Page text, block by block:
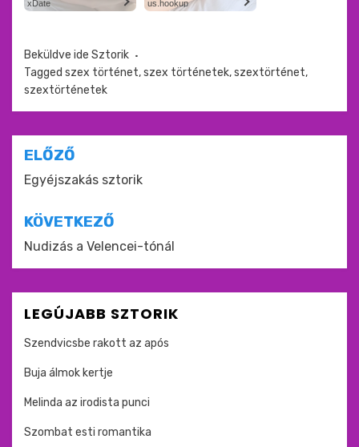
xDate us.hookup
Beküldve ide Sztorik
Tagged szex történet,szex történetek,szextörténet,
szextörténetek
Bejegyzés
navigáció
ELŐZŐ
Egyéjszakás sztorik
KÖVETKEZŐ
Nudizás a Velencei-tónál
LEGÚJABB SZTORIK
Szendvicsbe rakott az após
Buja álmok kertje
Melinda az irodista punci
Szombat esti romantika